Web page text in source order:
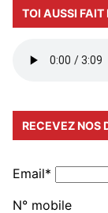
TOI AUSSI FAIT
RECEVEZ NOS
Email*
N° mobile